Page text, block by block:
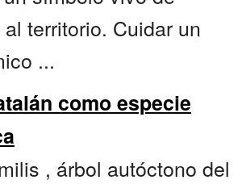
territorio. Cuidar un
...
como especie
, árbol autóctono del